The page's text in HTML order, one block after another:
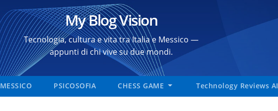
My Blog Vision
Tecnologia, cultura e vita tra Italia e Messico —
appunti di chi vive su due mondi.
MESSICO PSICOSOFIA CHESS GAME Technology Reviews AI